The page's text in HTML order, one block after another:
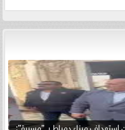
ميناء دمياط بـ ”مسيرة”: